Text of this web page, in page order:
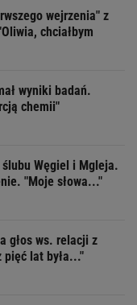
wejrzenia" z
chciałbym
wyniki badań.
chemii"
Węgiel i Mgleja.
"Moje słowa..."
głos ws. relacji z
pięć lat była..."